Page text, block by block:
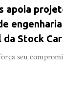
apoia
da Stock Car
seu